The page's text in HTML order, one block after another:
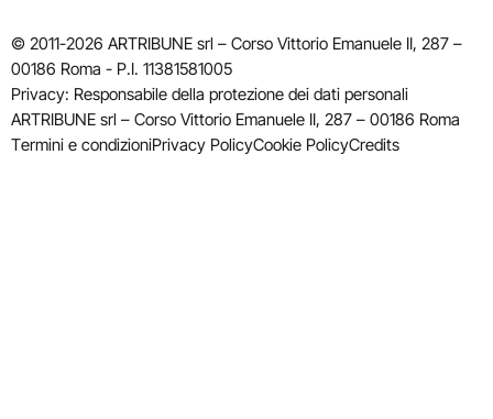
© 2011-2026 ARTRIBUNE srl – Corso Vittorio Emanuele II, 287 –
00186 Roma - P.I. 11381581005
Privacy: Responsabile della protezione dei dati personali
ARTRIBUNE srl – Corso Vittorio Emanuele II, 287 – 00186 Roma
Termini e condizioniPrivacy PolicyCookie PolicyCredits